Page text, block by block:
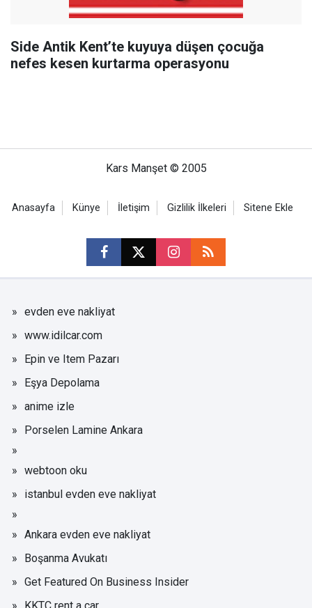
Side Antik Kent’te kuyuya düşen çocuğa
nefes kesen kurtarma operasyonu
Kars Manşet © 2005
Anasayfa Künye İletişim Gizlilik İlkeleri Sitene Ekle
evden eve nakliyat
www.idilcar.com
Epin ve Item Pazarı
Eşya Depolama
anime izle
Porselen Lamine Ankara
webtoon oku
istanbul evden eve nakliyat
Ankara evden eve nakliyat
Boşanma Avukatı
Get Featured On Business Insider